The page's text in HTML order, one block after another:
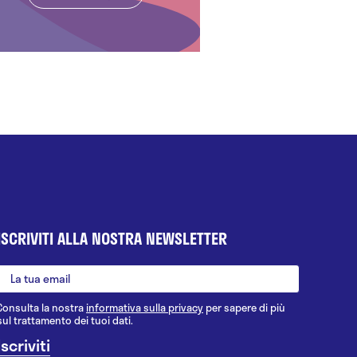
ALLA NOSTRA NEWSLETTER
la nostrainformativa sulla privacy per sapere di più
trattamento dei tuoi dati.